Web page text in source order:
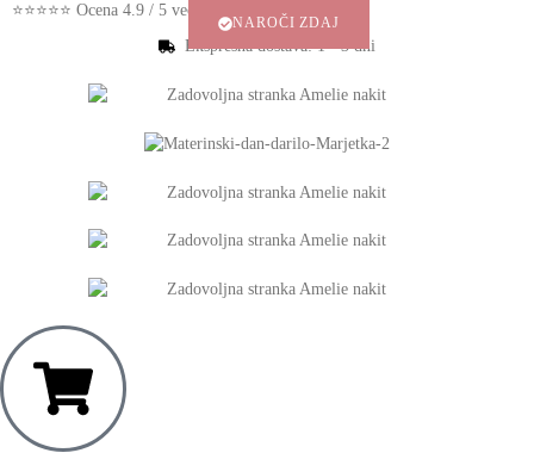
⭐⭐⭐⭐⭐ Ocena 4.9 / 5 več stotih zadovoljnih strank
NAROČI ZDAJ
Ekspresna dostava: 1 - 3 dni